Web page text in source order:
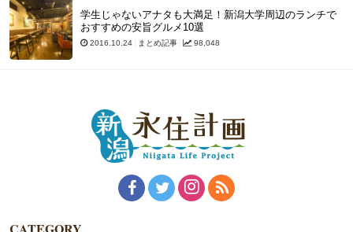
学生じゃないアナタも大満足！新潟大学周辺のランチで
おすすめの安旨グルメ10選
2016.10.24 まとめ記事 98,048